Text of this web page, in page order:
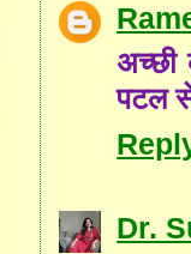
अच्छी
पटल
Dr.